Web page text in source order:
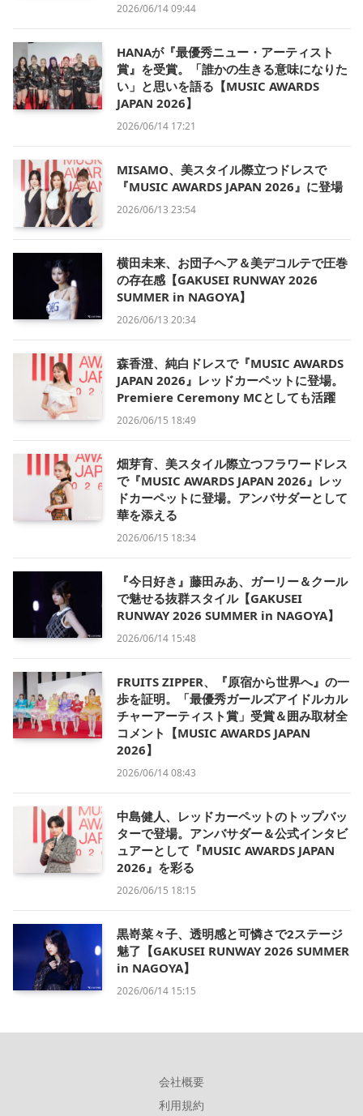
2026/06/14 09:44
HANAが『最優秀ニュー・アーティスト
賞』を受賞。「誰かの生きる意味になりた
い」と思いを語る【MUSIC AWARDS
JAPAN 2026】
2026/06/14 17:21
MISAMO、美スタイル際立つドレスで
『MUSIC AWARDS JAPAN 2026』に登場
2026/06/13 23:54
横田未来、お団子ヘア＆美デコルテで圧巻
の存在感【GAKUSEI RUNWAY 2026
SUMMER in NAGOYA】
2026/06/13 20:34
森香澄、純白ドレスで『MUSIC AWARDS
JAPAN 2026』レッドカーペットに登場。
Premiere Ceremony MCとしても活躍
2026/06/15 18:49
畑芽育、美スタイル際立つフラワードレス
で『MUSIC AWARDS JAPAN 2026』レッ
ドカーペットに登場。アンバサダーとして
華を添える
2026/06/15 18:34
『今日好き』藤田みあ、ガーリー＆クール
で魅せる抜群スタイル【GAKUSEI
RUNWAY 2026 SUMMER in NAGOYA】
2026/06/14 15:48
FRUITS ZIPPER、『原宿から世界へ』の一
歩を証明。「最優秀ガールズアイドルカル
チャーアーティスト賞」受賞＆囲み取材全
コメント【MUSIC AWARDS JAPAN
2026】
2026/06/14 08:43
中島健人、レッドカーペットのトップバッ
ターで登場。アンバサダー＆公式インタビ
ュアーとして『MUSIC AWARDS JAPAN
2026』を彩る
2026/06/15 18:15
黒嵜菜々子、透明感と可憐さで2ステージ
魅了【GAKUSEI RUNWAY 2026 SUMMER
in NAGOYA】
2026/06/14 15:15
会社概要
利用規約